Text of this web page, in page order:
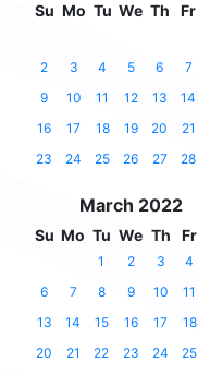
Su Mo Tu We Th Fr
2
3 4 5 6 7
9
10 11 12 13 14
16
17 18 19 20 21
23
24 25 26 27 28
March 2022
Su Mo Tu We Th Fr
1 2 3 4
6
7 8 9 10 11
13
14 15 16 17 18
20
21 22 23 24 25